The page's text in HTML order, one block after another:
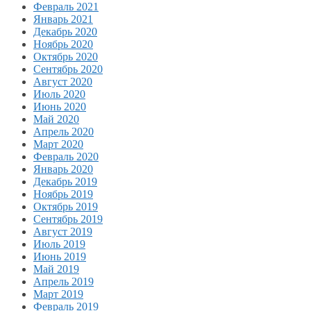
Февраль 2021
Январь 2021
Декабрь 2020
Ноябрь 2020
Октябрь 2020
Сентябрь 2020
Август 2020
Июль 2020
Июнь 2020
Май 2020
Апрель 2020
Март 2020
Февраль 2020
Январь 2020
Декабрь 2019
Ноябрь 2019
Октябрь 2019
Сентябрь 2019
Август 2019
Июль 2019
Июнь 2019
Май 2019
Апрель 2019
Март 2019
Февраль 2019